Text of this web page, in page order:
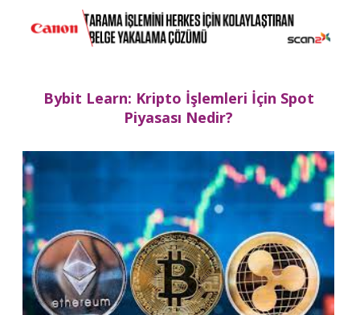
Bybit Learn: Kripto İşlemleri İçin Spot
Piyasası Nedir?